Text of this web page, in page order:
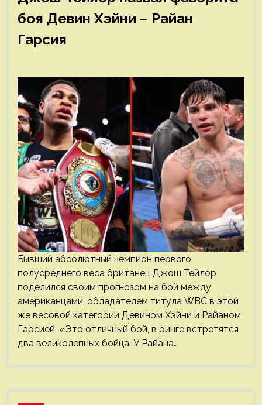
боя Девин Хэйни – Райан
Гарсия
Бывший абсолютный чемпион первого
полусреднего веса британец Джош Тейлор
поделился своим прогнозом на бой между
американцами, обладателем титула WBC в этой
же весовой категории Девином Хэйни и Райаном
Гарсией. «Это отличный бой, в ринге встретятся
два великолепных бойца. У Райана…